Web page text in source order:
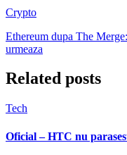
Crypto
Ethereum dupa The
urmeaza
Related posts
Tech
Oficial – HTC nu